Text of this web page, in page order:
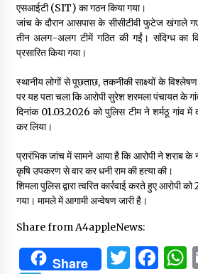
एसआईटी (SIT) का गठन किया गया।
जांच के दौरान आसपास के सीसीटीवी फुटेज खंगाले
तीन अलग-अलग टीमें गठित की गईं। संदिग्ध का
प्रसारित किया गया।
स्थानीय लोगों से पूछताछ, तकनीकी साक्ष्यों के
पर यह पता चला कि आरोपी सुरेश शरमला पंचायत के
दिनांक 01.03.2026 को पुलिस टीम ने शर्मठू गांव में
कर लिया।
प्रारंभिक जांच में सामने आया है कि आरोपी ने शराब
कृषि उपकरण से वार कर धनी राम की हत्या की।
शिमला पुलिस द्वारा त्वरित कार्रवाई करते हुए आरोपी
गया। मामले में आगामी अन्वेषण जारी है।
Share from A4appleNews:
Share